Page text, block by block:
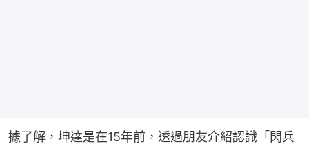
據了解，坤達是在15年前，透過朋友介紹認識「閃兵